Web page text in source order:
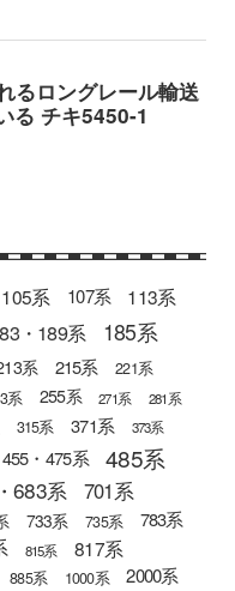
105系 107系 113系
・189系 185系
系 215系 221系
系 255系 271系
281系
315系 371系 373系
455・475系 485系
683系 701系
733系 735系 783系
815系 817系
885系 1000系 2000系